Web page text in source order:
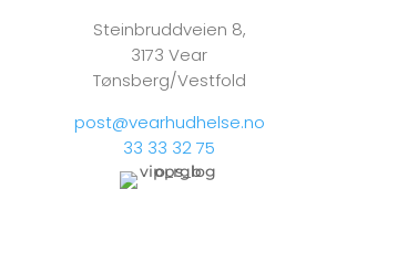
Steinbruddveien 8,
3173 Vear
Tønsberg/Vestfold
post@vearhudhelse.no
33 33 32 75